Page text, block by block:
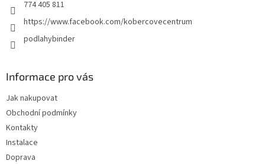
774 405 811
https://www.facebook.com/kobercovecentrum
podlahybinder
Informace pro vás
Jak nakupovat
Obchodní podmínky
Kontakty
Instalace
Doprava